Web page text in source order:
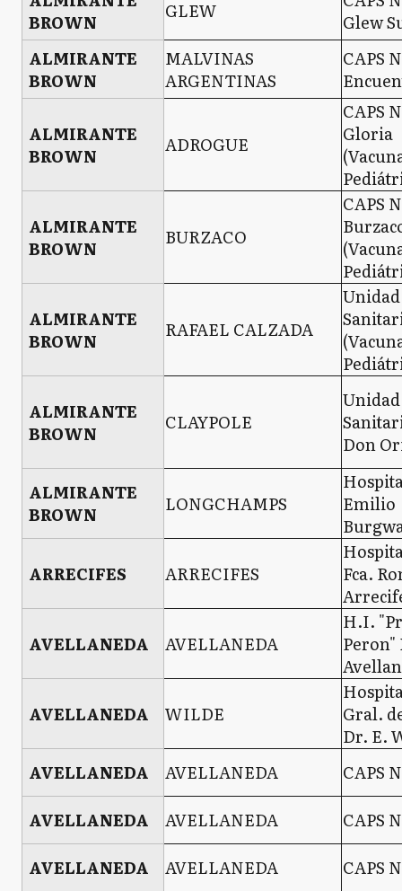
BROWN
GLEW
Glew
ALMIRANTE
BROWN
MALVINAS
ARGENTINAS
CAPS
ALMIRANTE
BROWN
ADROGUE
CAPS
Gloria
ALMIRANTE
BROWN
BURZACO
CAPS
ALMIRANTE
BROWN
RAFAEL CALZADA
Unidad
ALMIRANTE
BROWN
CLAYPOLE
Unidad
Don
ALMIRANTE
BROWN
LONGCHAMPS
Emilio
ARRECIFES
ARRECIFES
Fca.
AVELLANEDA
AVELLANEDA
H.I.
Peron"
AVELLANEDA
WILDE
Gral.
Dr. E.
AVELLANEDA
AVELLANEDA
CAPS
AVELLANEDA
AVELLANEDA
CAPS
AVELLANEDA
AVELLANEDA CAPS